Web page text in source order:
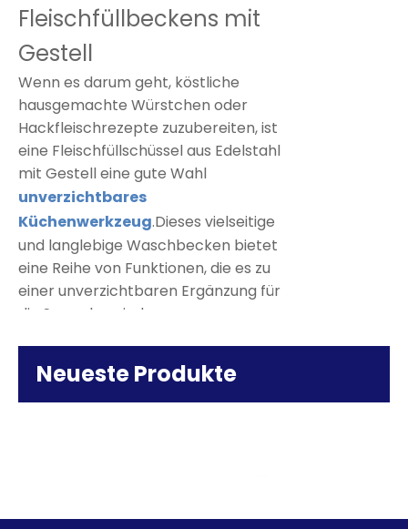
Fleischfüllbeckens mit
Gestell
Wenn es darum geht, köstliche
hausgemachte Würstchen oder
Hackfleischrezepte zuzubereiten, ist
eine Fleischfüllschüssel aus Edelstahl
mit Gestell eine gute Wahl
unverzichtbares
Küchenwerkzeug.Dieses vielseitige
und langlebige Waschbecken bietet
eine Reihe von Funktionen, die es zu
einer unverzichtbaren Ergänzung für
die Sammlung jedes
Fleischfüllbeckens gewährleistet vor
allem seine Langlebigkeit und
für jede Küche macht.Darüber hinaus
Neueste Produkte